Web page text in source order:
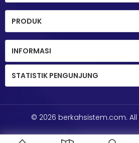
PRODUK
INFORMASI
STATISTIK PENGUNJUNG
© 2026 berkahsistem.com.